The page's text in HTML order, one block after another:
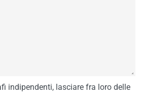
indipendenti, lasciare fra loro delle